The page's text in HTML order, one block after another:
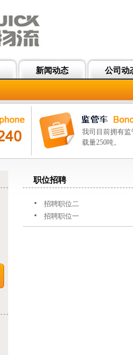
新闻动态 公司动
我司目前拥有
载量250吨。
职位招聘
招聘职位二
招聘职位一